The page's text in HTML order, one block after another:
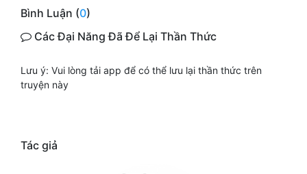
Bình Luận (0)
Các Đại Năng Đã Để Lại Thần Thức
Lưu ý: Vui lòng tải app để có thể lưu lại thần thức trên
truyện này
Tác giả